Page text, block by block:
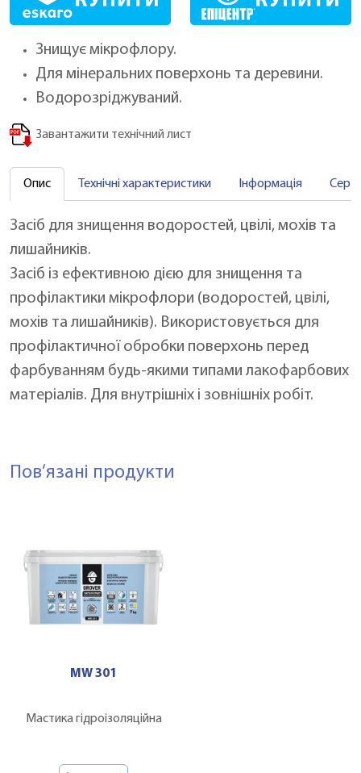
Знищує мікрофлору.
Для мінеральних поверхонь та деревини.
Водорозріджуваний.
Завантажити технічний лист
Опис Технічні характеристики Інформація
Засіб для знищення водоростей, цвілі, мохів та
лишайників.
Засіб із ефективною дією для знищення та
профілактики мікрофлори (водоростей, цвілі,
мохів та лишайників). Використовується для
профілактичної обробки поверхонь перед
фарбуванням будь-якими типами лакофарбових
матеріалів. Для внутрішніх і зовнішніх робіт.
Пов’язані продукти
MW 301
Мастика гідроізоляційна